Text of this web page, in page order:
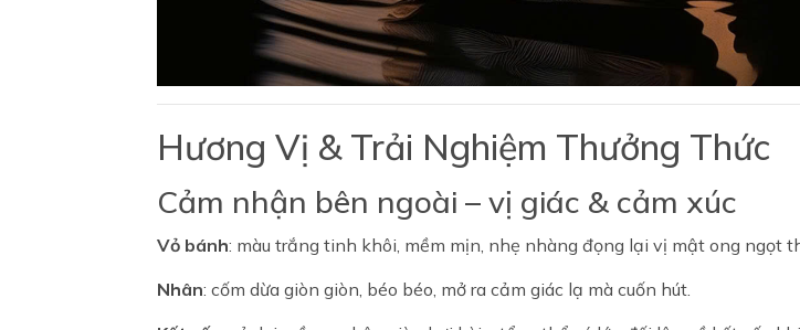
Hương Vị & Trải Nghiệm Thưởng Thức
Cảm nhận bên ngoài – vị giác & cảm xúc
Vỏ bánh: màu trắng tinh khôi, mềm mịn, nhẹ nhàng đọng lại vị mật ong ngọt
Nhân: cốm dừa giòn giòn, béo béo, mở ra cảm giác lạ mà cuốn hút.